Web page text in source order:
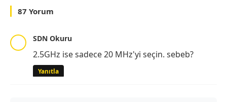
87 Yorum
SDN Okuru
2.5GHz ise sadece 20 MHz'yi seçin. sebeb?
Yanıtla